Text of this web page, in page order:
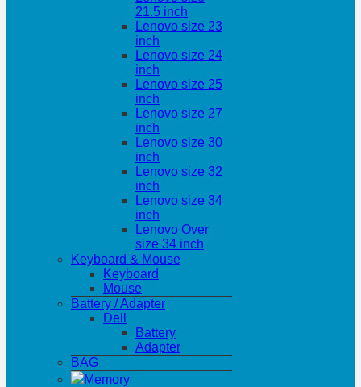
21.5 inch
Lenovo size 23
inch
Lenovo size 24
inch
Lenovo size 25
inch
Lenovo size 27
inch
Lenovo size 30
inch
Lenovo size 32
inch
Lenovo size 34
inch
Lenovo Over
size 34 inch
Keyboard & Mouse
Keyboard
Mouse
Battery / Adapter
Dell
Battery
Adapter
BAG
Memory